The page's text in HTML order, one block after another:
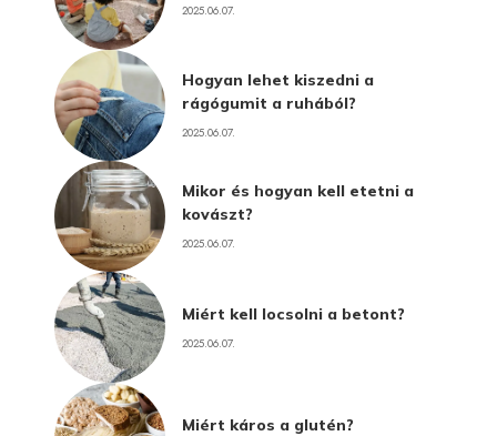
2025.06.07.
Hogyan lehet kiszedni a
rágógumit a ruhából?
2025.06.07.
Mikor és hogyan kell etetni a
kovászt?
2025.06.07.
Miért kell locsolni a betont?
2025.06.07.
Miért káros a glutén?